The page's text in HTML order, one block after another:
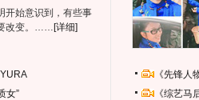
开始意识到，有些事
改变。…… [详细]
女”
《先锋
《综艺